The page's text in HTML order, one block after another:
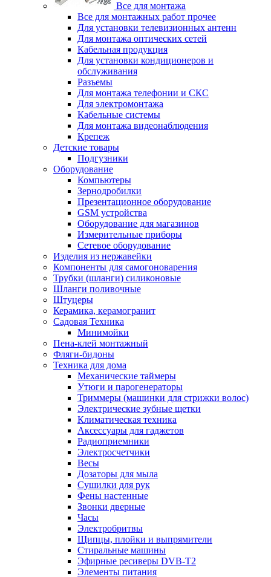
Все для монтажа
Все для монтажных работ прочее
Для установки телевизионных антенн
Для монтажа оптических сетей
Кабельная продукция
Для установки кондиционеров и
обслуживания
Разъемы
Для монтажа телефонии и СКС
Для электромонтажа
Кабельные системы
Для монтажа видеонаблюдения
Крепеж
Детские товары
Подгузники
Оборудование
Компьютеры
Зернодробилки
Презентационное оборудование
GSM устройства
Оборудование для магазинов
Измерительные приборы
Сетевое оборудование
Изделия из нержавейки
Компоненты для самогоноварения
Трубки (шланги) силиконовые
Шланги поливочные
Штуцеры
Керамика, керамогранит
Садовая Техника
Минимойки
Пена-клей монтажный
Фляги-бидоны
Техника для дома
Механические таймеры
Утюги и парогенераторы
Триммеры (машинки для стрижки волос)
Электрические зубные щетки
Климатическая техника
Аксессуары для гаджетов
Радиоприемники
Электросчетчики
Весы
Дозаторы для мыла
Сушилки для рук
Фены настенные
Звонки дверные
Часы
Электробритвы
Щипцы, плойки и выпрямители
Стиральные машины
Эфирные ресиверы DVB-T2
Элементы питания